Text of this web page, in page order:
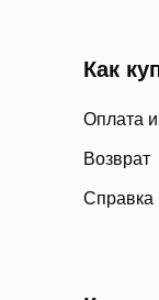
Как
Оплата и
Возврат
Справка